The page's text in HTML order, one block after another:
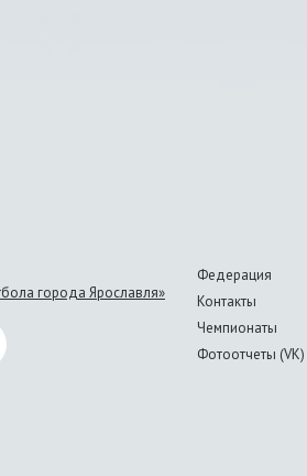
города Ярославля»
Федерация
Контакты
Чемпионаты
Фотоотчеты (VK)